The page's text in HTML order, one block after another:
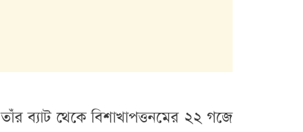
ব্যাট থেকে বিশাখাপত্তনমের ২২ গজে